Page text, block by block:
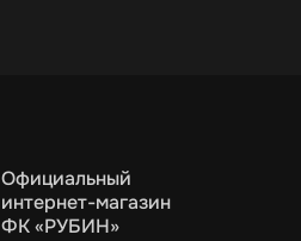
Официальный
интернет-магазин
ФК «РУБИН»